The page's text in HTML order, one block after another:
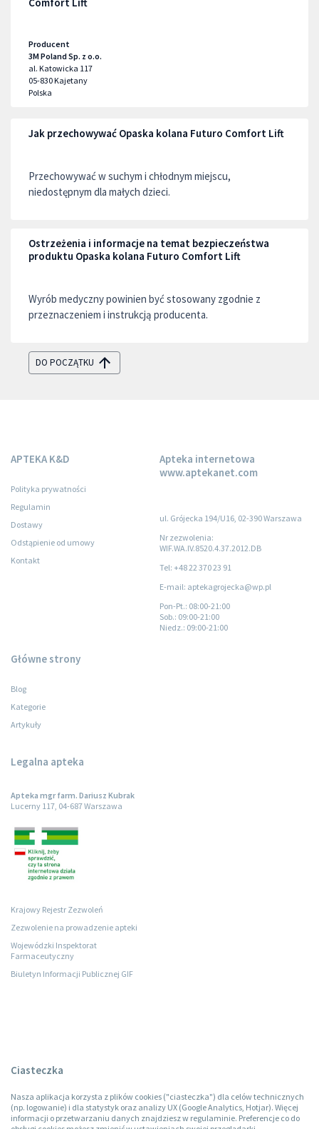
Producent
3M Poland Sp. z o.o.
al. Katowicka 117
05-830Kajetany
Polska
Jak przechowywać Opaska kolana Futuro Comfort Lift
Przechowywać w suchym i chłodnym miejscu,
niedostępnym dla małych dzieci.
Ostrzeżenia i informacje na temat bezpieczeństwa
produktu Opaska kolana Futuro Comfort Lift
Wyrób medyczny powinien być stosowany zgodnie z
przeznaczeniem i instrukcją producenta.
DO POCZĄTKU
APTEKA K&D
Polityka prywatności
Regulamin
Dostawy
Odstąpienie od umowy
Kontakt
Apteka internetowa
www.aptekanet.com
ul. Grójecka 194/U16, 02-390 Warszawa
Nr zezwolenia:
WIF.WA.IV.8520.4.37.2012.DB
Tel: +48 22 370 23 91
E-mail: aptekagrojecka@wp.pl
Pon-Pt.: 08:00-21:00
Sob.: 09:00-21:00
Niedz.: 09:00-21:00
Główne strony
Blog
Kategorie
Artykuły
Legalna apteka
Apteka mgr farm. Dariusz Kubrak
Lucerny 117, 04-687 Warszawa
Krajowy Rejestr Zezwoleń
Zezwolenie na prowadzenie apteki
Wojewódzki Inspektorat
Farmaceutyczny
Biuletyn Informacji Publicznej GIF
Ciasteczka
Nasza aplikacja korzysta z plików cookies ("ciasteczka") dla celów technicznych
(np. logowanie) i dla statystyk oraz analizy UX (Google Analytics, Hotjar). Więcej
informacji o przetwarzaniu danych znajdziesz w regulaminie. Preferencje co do